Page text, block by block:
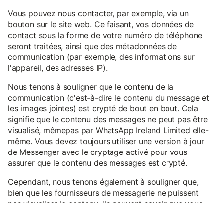
Vous pouvez nous contacter, par exemple, via un
bouton sur le site web. Ce faisant, vos données de
contact sous la forme de votre numéro de téléphone
seront traitées, ainsi que des métadonnées de
communication (par exemple, des informations sur
l'appareil, des adresses IP).
Nous tenons à souligner que le contenu de la
communication (c'est-à-dire le contenu du message et
les images jointes) est crypté de bout en bout. Cela
signifie que le contenu des messages ne peut pas être
visualisé, mêmepas par WhatsApp Ireland Limited elle-
même. Vous devez toujours utiliser une version à jour
de Messenger avec le cryptage activé pour vous
assurer que le contenu des messages est crypté.
Cependant, nous tenons également à souligner que,
bien que les fournisseurs de messagerie ne puissent